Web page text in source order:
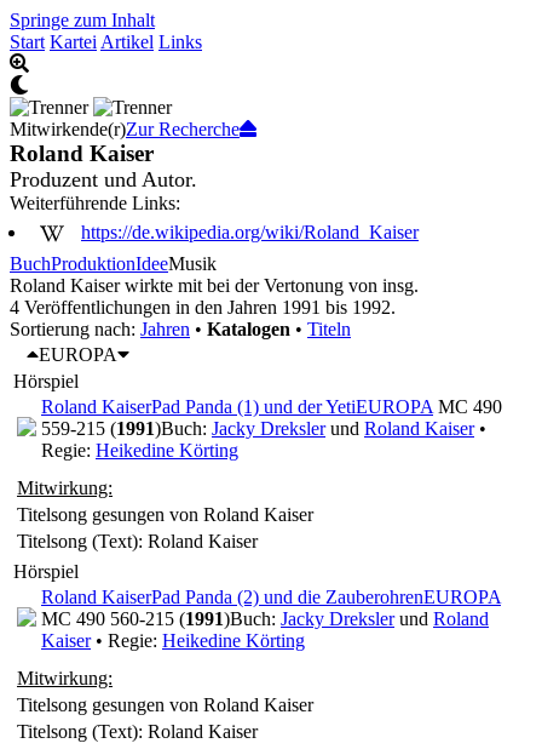
Springe zum Inhalt
Start Kartei Artikel Links
Mitwirkende(r)Zur Recherche
Roland Kaiser
Produzent und Autor.
Weiterführende Links:
https://de.wikipedia.org/wiki/Roland_Kaiser
BuchProduktionIdeeMusik
Roland Kaiser wirkte mit bei der Vertonung von insg.
4 Veröffentlichungen in den Jahren 1991 bis 1992.
Sortierung nach: Jahren • Katalogen • Titeln
EUROPA
Hörspiel
Roland KaiserPad Panda (1) und der YetiEUROPA MC 490
559-215 (1991)Buch: Jacky Drekslerund Roland Kaiser•
Regie: Heikedine Körting
Mitwirkung:
Titelsong gesungen von Roland Kaiser
Titelsong (Text): Roland Kaiser
Hörspiel
Roland KaiserPad Panda (2) und die ZauberohrenEUROPA
MC 490 560-215 (1991)Buch: Jacky Drekslerund Roland
Kaiser• Regie: Heikedine Körting
Mitwirkung:
Titelsong gesungen von Roland Kaiser
Titelsong (Text): Roland Kaiser